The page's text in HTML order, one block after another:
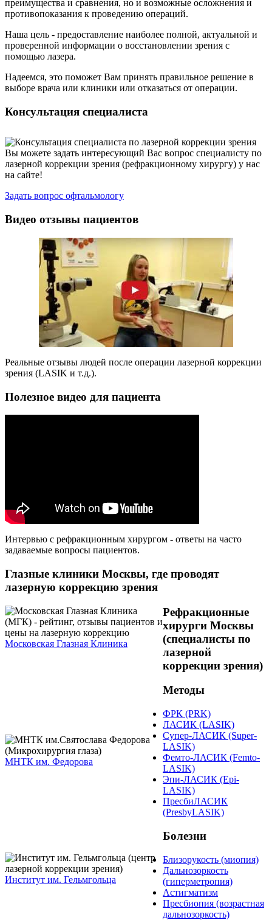
преимущества и сравнения, но и возможные осложнения и
противопоказания к проведению операций.
Наша цель - предоставление наиболее полной, актуальной и
проверенной информации о восстановлении зрения с
помощью лазера.
Надеемся, это поможет Вам принять правильное решение в
выборе врача или клиники или отказаться от операции.
Консультация специалиста
Вы можете задать интересующий Вас вопрос специалисту по
лазерной коррекции зрения (рефракционному хирургу) у нас
на сайте!
Задать вопрос офтальмологу
Видео отзывы пациентов
Реальные отзывы людей после операции лазерной коррекции
зрения (LASIK и т.д.).
Полезное видео для пациента
Интервью с рефракционным хирургом - ответы на часто
задаваемые вопросы пациентов.
Глазные клиники Москвы, где проводят
лазерную коррекцию зрения
Московская Глазная Клиника
МНТК им. Федорова
Институт им. Гельмгольца
Рефракционные
хирурги Москвы
(специалисты по
лазерной
коррекции зрения)
Методы
ФРК (PRK)
ЛАСИК (LASIK)
Супер-ЛАСИК (Super-
LASIK)
Фемто-ЛАСИК (Femto-
LASIK)
Эпи-ЛАСИК (Epi-
LASIK)
ПресбиЛАСИК
(PresbyLASIK)
Болезни
Близорукость (миопия)
Дальнозоркость
(гиперметропия)
Астигматизм
Пресбиопия (возрастная
дальнозоркость)